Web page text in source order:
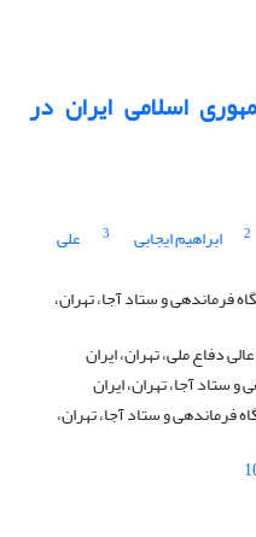
اسلامی ایران در
2 ابراهیم ایجابی 3 علی
فرماندهی و ستاد آجا، تهران،
دفاع ملی، تهران، ایران
ستاد آجا، تهران، ایران
و ستاد آجا، تهران،